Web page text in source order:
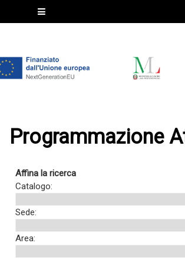
Programmazione
Affina la ricerca
Catalogo:
Sede:
Area: